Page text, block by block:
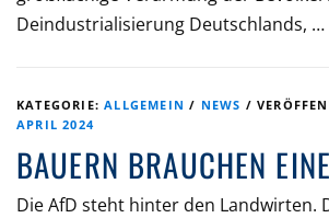
Deindustrialisierung Deutschlands, …
KATEGORIE:ALLGEMEIN / NEWS /
APRIL 2024
BAUERN BRAUCHEN
Die AfD steht hinter den Landwirten.